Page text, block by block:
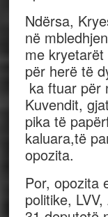
Ndërsa,
në
me
për herë të
ka ftuar për
Kuvendit,
pika të
kaluara,të
opozita.
Por, opozita
politike,